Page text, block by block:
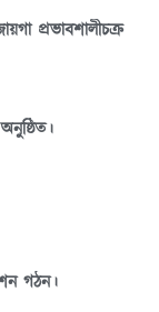
প্রভাবশালীচক্র
গঠন।